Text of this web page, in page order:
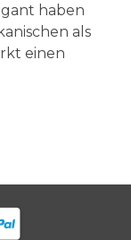
haben
als
einen